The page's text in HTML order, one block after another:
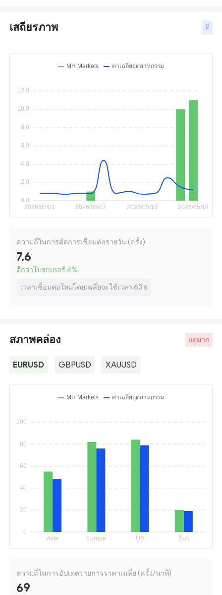
เสถียรภาพ ดี
ความถี่ในการตัดการเชื่อมต่อรายวัน (ครั้ง)
7.6
ดีกว่าโบรกเกอร์ 4%
เวลาเชื่อมต่อใหม่โดยเฉลี่ยจะใช้เวลา 63 s
สภาพคล่อง แย่มาก
EURUSD GBPUSD XAUUSD
ความถี่ในการอัปเดตรายการราคาเฉลี่ย (ครั้ง/นาที)
69